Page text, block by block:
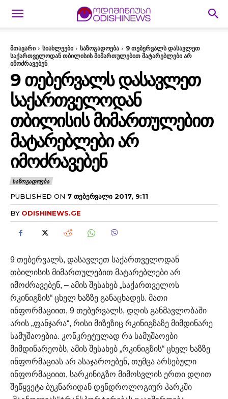
მთავარი სიახლეები საზოგადოება
9 თებერვალს დასავლეთ
საქართველოდან თბილისის მიმართულებით მატარებლები არ
იმოძრავებენ
9 ᲗᲔᲑᲔᲠᲕᲐᲚᲡ ᲓᲐᲡᲐᲕᲚᲔᲗ
ᲡᲐᲥᲐᲠᲗᲕᲔᲚᲝᲓᲐᲜ
ᲗᲑᲘᲚᲘᲡᲘᲡ ᲛᲘᲛᲐᲠᲗᲣᲚᲔᲑᲘᲗ
ᲛᲐᲢᲐᲠᲔᲑᲚᲔᲑᲘ ᲐᲠ
ᲘᲛᲝᲫᲠᲐᲕᲔᲑᲔᲜ
ᲡᲐᲖᲝᲒᲐᲓᲝᲔᲑᲐ
PUBLISHED ON 7 ᲗᲔᲑᲔᲠᲕᲐᲚᲘ 2017, 9:11
BY ODISHINEWS.GE
9 თებერვალს, დასავლეთ საქართველოდან
თბილისის მიმართულებით მატარებლები არ
იმოძრავებენ, – ამის შესახებ „საქართველოს
რკინიგზის“ ცხელ ხაზზე განაცხადეს. მათი
ინფორმაციით, 9 თებერვალს, დღის განმავლობაში
არის „ფანჯარა“, რისი მიზეზიც რკინიგზაზე მიმდინარე
სამუშაოებია. კონკრეტულად რა სამუშაოები
მიმდინარეობს, ამის შესახებ „რკინიგზის“ ცხელ ხაზზე
ინფორმაციას არ ასაჯაროებენ, თუმცა არსებული
ინფორმაციით, სარკინიგზო მიმოსვლის ერთი დღით
შეწყვეტა ბუკნარიდან დენდროლოგიურ პარკში